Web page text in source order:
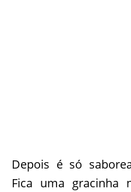
Depois é só
Fica uma gracinha